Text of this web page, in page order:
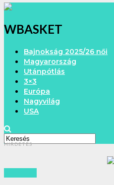
WBASKET
Bajnokság 2025/26 női
Magyarország
Utánpótlás
3×3
Európa
Nagyvilág
USA
HIRDETÉS